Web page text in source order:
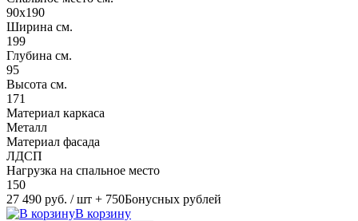
90х190
Ширина см.
199
Глубина см.
95
Высота см.
171
Материал каркаса
Металл
Материал фасада
ЛДСП
Нагрузка на спальное место
150
27 490 руб. / шт + 750Бонусных рублей
В корзину